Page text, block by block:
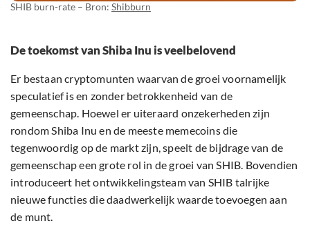
SHIB burn-rate – Bron: Shibburn
De toekomst van Shiba Inu is veelbelovend
Er bestaan cryptomunten waarvan de groei voornamelijk
speculatief is en zonder betrokkenheid van de
gemeenschap. Hoewel er uiteraard onzekerheden zijn
rondom Shiba Inu en de meeste memecoins die
tegenwoordig op de markt zijn, speelt de bijdrage van de
gemeenschap een grote rol in de groei van SHIB. Bovendien
introduceert het ontwikkelingsteam van SHIB talrijke
nieuwe functies die daadwerkelijk waarde toevoegen aan
de munt.